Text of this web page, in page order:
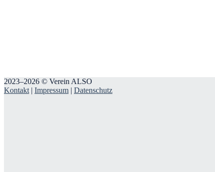
2023–2026 © Verein ALSO
Kontakt | Impressum | Datenschutz